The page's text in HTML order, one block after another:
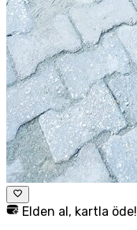
Elden al, kartla öde!